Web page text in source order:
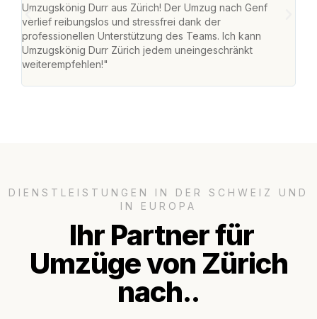
Umzugskönig Durr aus Zürich! Der Umzug nach Genf
verlief reibungslos und stressfrei dank der
professionellen Unterstützung des Teams. Ich kann
Umzugskönig Durr Zürich jedem uneingeschränkt
weiterempfehlen!"
DIENSTLEISTUNGEN IN DER SCHWEIZ UND
IN EUROPA
Ihr Partner für
Umzüge von Zürich
nach..